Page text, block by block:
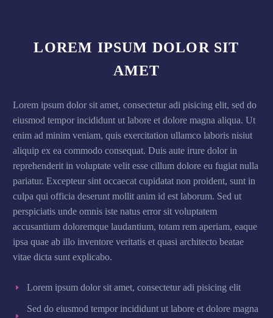
LOREM IPSUM DOLOR SIT
AMET
Lorem ipsum dolor sit amet, consectetur adi pisicing elit, sed do
eiusmod tempor incididunt ut labore et dolore magna aliqua. Ut
enim ad minim veniam, quis exercitation ullamco laboris nisiut
aliquip ex ea commodo consequat. Duis aute irure dolor in
reprehenderit in voluptate velit esse cillum dolore eu fugiat nulla
pariatur. Excepteur sint occaecat cupidatat non proident, sunt in
culpa qui officia deserunt mollit anim id est laborum. Sed ut
perspiciatis unde omnis iste natus error sit voluptatem
accusantium doloremque laudantium, totam rem aperiam, eaque
ipsa quae ab illo inventore veritatis et quasi architecto beatae
vitae dicta sunt explicabo.
Lorem ipsum dolor sit amet, consectetur adi pisicing elit
Sed do eiusmod tempor incididunt ut labore et dolore magna